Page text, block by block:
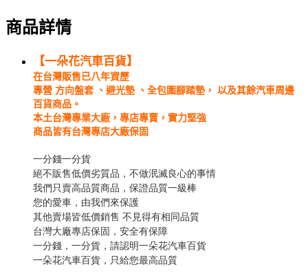
商品詳情
【一朵花汽車百貨】
在台灣販售已八年資歷
專營 方向盤套 、避光墊 、全包圍腳踏墊， 以及其餘汽車周邊
百貨商品。
本土台灣專業大廠，專店專賣，實力堅強
商品皆有台灣專店大廠保固
一分錢一分貨
絕不販售低價劣質品，不做泯滅良心的事情
我們只賣高品質商品，保證品質一級棒
您的愛車，由我們來保護
其他賣場皆低價銷售 不見得有相同品質
台灣大廠專店保固，安全有保障
一分錢，一分貨，請認明一朵花汽車百貨
一朵花汽車百貨，只給您最高品質